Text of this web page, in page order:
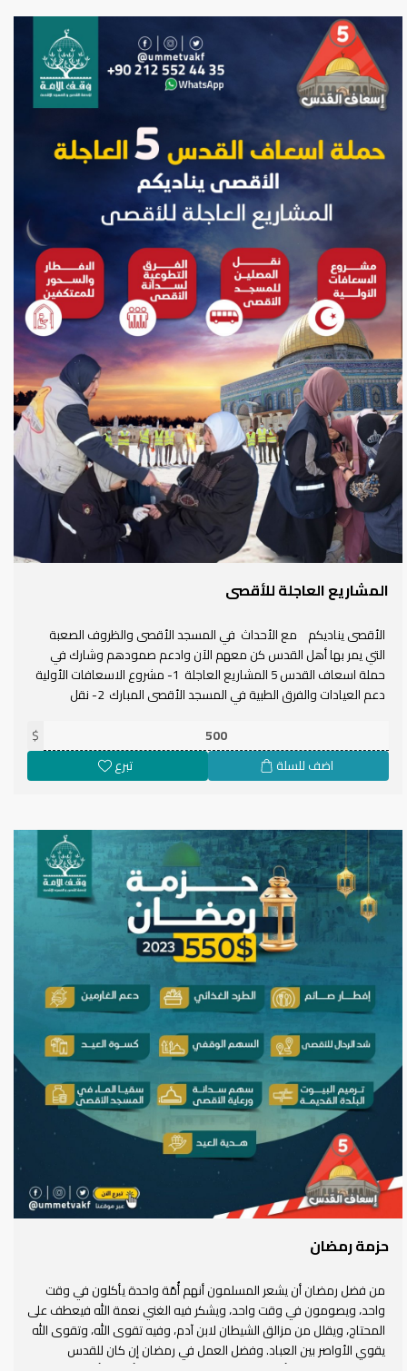
المشاريع العاجلة للأقصى
الأقصى يناديكم مع الأحداث في المسجد الأقصى والظروف الصعبة
التي يمر بها أهل القدس كن معهم الآن وادعم صمودهم وشارك في
حملة اسعاف القدس 5 المشاريع العاجلة 1- مشروع الاسعافات الأولية
دعم العيادات والفرق الطبية في المسجد الأقصى المبارك 2- نقل
$
اضف للسلة تبرع
حزمة رمضان
من فضل رمضان أن يشعر المسلمون أنهم أُمّة واحدة يأكلون في وقت
واحد، ويصومون في وقت واحد، ويشكر فيه الغني نعمة الله فيعطف على
المحتاج، ويقلل من مزالق الشيطان لابن آدم، وفيه تقوى الله، وتقوى الله
يقوي الأواصر بين العباد. وفضل العمل في رمضان إن كان للقدس